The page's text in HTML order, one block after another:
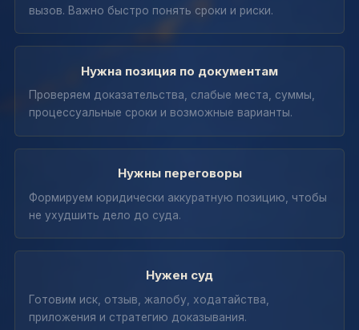
вызов. Важно быстро понять сроки и риски.
Нужна позиция по документам
Проверяем доказательства, слабые места, суммы,
процессуальные сроки и возможные варианты.
Нужны переговоры
Формируем юридически аккуратную позицию, чтобы
не ухудшить дело до суда.
Нужен суд
Готовим иск, отзыв, жалобу, ходатайства,
приложения и стратегию доказывания.